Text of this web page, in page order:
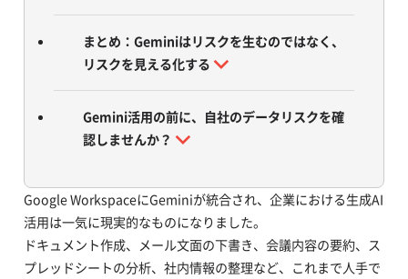
まとめ：Geminiはリスクを生むのではなく、
リスクを見える化する
Gemini活用の前に、自社のデータリスクを確
認しませんか？
Google WorkspaceにGeminiが統合され、企業における生成AI
活用は一気に現実的なものになりました。
ドキュメント作成、メール文面の下書き、会議内容の要約、ス
プレッドシートの分析、社内情報の整理など、これまで人手で